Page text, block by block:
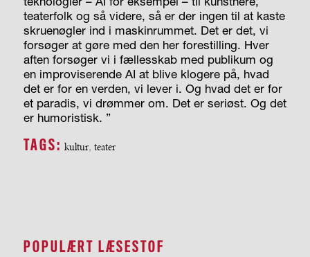
teaterfolk og så videre, så er der ingen til at kaste
skruenøgler ind i maskinrummet. Det er det, vi
forsøger at gøre med den her forestilling. Hver
aften forsøger vi i fællesskab med publikum og
en improviserende AI at blive klogere på, hvad
det er for en verden, vi lever i. Og hvad det er for
et paradis, vi drømmer om. Det er seriøst. Og det
er humoristisk. ”
TAGS: kultur, teater
POPULÆRT LÆSESTOF